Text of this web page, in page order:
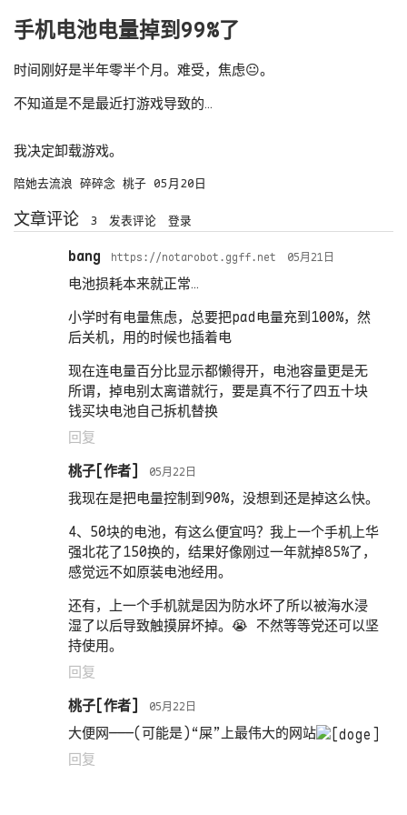
手机电池电量掉到99%了
时间刚好是半年零半个月。难受，焦虑😐。
不知道是不是最近打游戏导致的…
我决定卸载游戏。
陪她去流浪 碎碎念 桃子 05月20日
文章评论 3 发表评论 登录
bang https://notarobot.ggff.net 05月21日
电池损耗本来就正常…
小学时有电量焦虑，总要把pad电量充到100%，然
后关机，用的时候也插着电
现在连电量百分比显示都懒得开，电池容量更是无
所谓，掉电别太离谱就行，要是真不行了四五十块
钱买块电池自己拆机替换
回复
桃子
05月22日
我现在是把电量控制到90%，没想到还是掉这么快。
4、50块的电池，有这么便宜吗？我上一个手机上华
强北花了150换的，结果好像刚过一年就掉85%了，
感觉远不如原装电池经用。
还有，上一个手机就是因为防水坏了所以被海水浸
湿了以后导致触摸屏坏掉。😭 不然等等党还可以坚
持使用。
回复
桃子
05月22日
大便网———(可能是)“屎”上最伟大的网站
回复